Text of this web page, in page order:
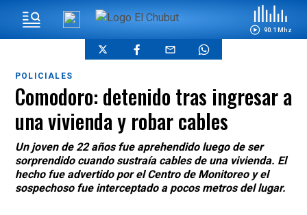
90.1 Mhz
POLICIALES
Comodoro: detenido tras ingresar a
una vivienda y robar cables
Un joven de 22 años fue aprehendido luego de ser
sorprendido cuando sustraía cables de una vivienda. El
hecho fue advertido por el Centro de Monitoreo y el
sospechoso fue interceptado a pocos metros del lugar.